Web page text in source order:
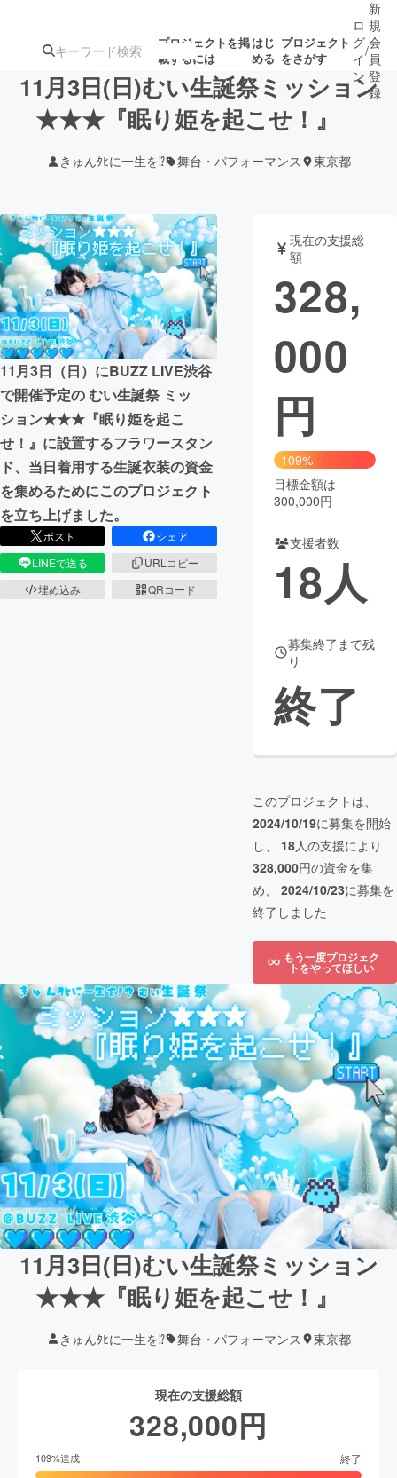
プロジェクトを掲
載するには
はじ
める
プロジェクト
をさがす
ジェクト
ターン
注目の新着プロ
ジェクト
ロジェクト
もうすぐ公開
されます
アート・写真 音楽
テクノロジー・ガジェット ゲーム・サ
映像・映画
ビジネス・起業
まちづくり・地域活性化
CAMPFIRE for Social Good
CAMPFIRE Creation
CAMPFIREふるさと納税
コミュニティ
ロ
グ
イ
ン
/
新
規
会
員
登
録
11月3日(日)むい生誕祭ミッション
★★★『眠り姫を起こせ！』
きゅんﾀﾋに一生を⁉︎ 舞台・パフォーマンス 東京都
11月3日（日）にBUZZ LIVE渋谷
で開催予定の むい生誕祭 ミッ
ション★★★『眠り姫を起こ
せ！』に設置するフラワースタン
ド、当日着用する生誕衣装の資金
を集めるためにこのプロジェクト
を立ち上げました。
ポスト
シェア
LINEで送る
URLコピー
埋め込み
QRコード
現在の支援総
額
328,
000
円
109%
目標金額は
300,000円
支援者数
18人
募集終了まで残
り
終了
このプロジェクトは、
2024/10/19に募集を開始
し、 18人の支援により
328,000円の資金を集
め、 2024/10/23に募集を
終了しました
もう一度プロジェク
トをやってほしい
11月3日(日)むい生誕祭ミッション
★★★『眠り姫を起こせ！』
きゅんﾀﾋに一生を⁉︎ 舞台・パフォーマンス 東京都
現在の支援総額
328,000円
109%達成 終了